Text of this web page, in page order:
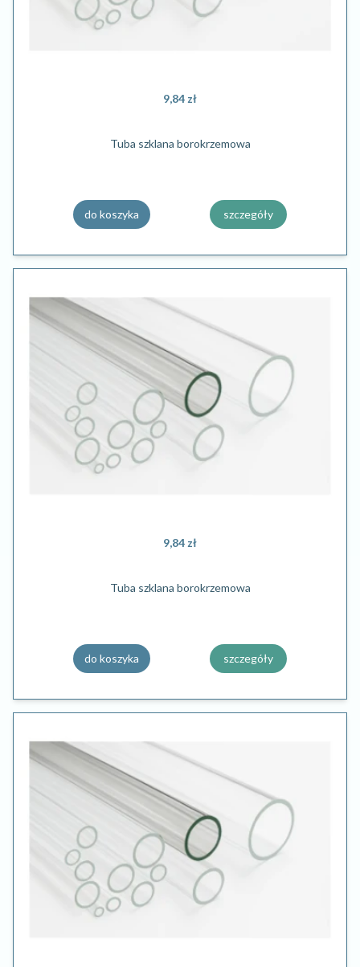
9,84 zł
Tuba szklana borokrzemowa
do koszyka szczegóły
9,84 zł
Tuba szklana borokrzemowa
do koszyka szczegóły